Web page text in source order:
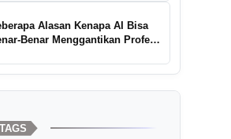
Alasan Kenapa AI Bisa
Benar Menggantikan Profesi
TAGS